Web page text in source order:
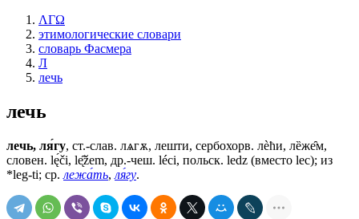
ΛΓΩ
этимологические словари
словарь Фасмера
Л
лечь
лечь
лечь, ля́гу, ст.-слав. лѧгѫ, лешти, сербохорв. лѐħи, лȅже̑м,
словен. lę́či, lе̨̑žеm, др.-чеш. léci, польск. ledz (вместо lес); из
*leg-ti; ср. лежа́ть, ля́гу.